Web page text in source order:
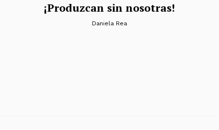
¡Produzcan sin nosotras!
Daniela Rea